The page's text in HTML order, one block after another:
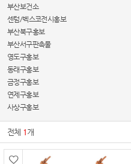
부산보건소
센텀/벡스코전시홍보
부산북구홍보
부산서구판촉물
영도구홍보
동래구홍보
금정구홍보
연제구홍보
사상구홍보
전체 1 개